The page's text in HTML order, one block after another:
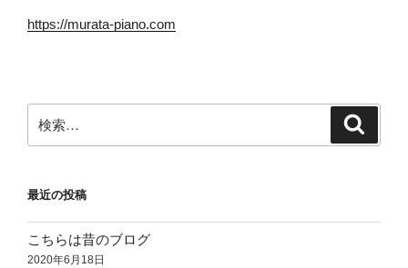
https://murata-piano.com
索:
最近の投稿
こちらは昔のブログ
2020年6月18日